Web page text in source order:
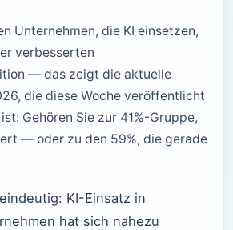
Unternehmen, die KI einsetzen,
verbesserten
— das zeigt die aktuelle
die diese Woche veröffentlicht
Gehören Sie zur 41%-Gruppe,
— oder zu den 59%, die gerade
KI-Einsatz in
hat sich nahezu